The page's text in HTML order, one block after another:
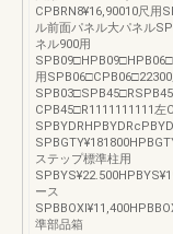
CPBRN8¥16,90010尺用
ル前面パネル大パネル
ネル900用
用SPB06□CPB06□22300
CPB45□R1111111111左
ステップ標準柱用
ース
準部品箱